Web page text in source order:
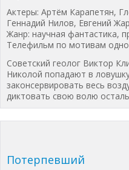
Актеры: Артём Карапетян,
Геннадий Нилов, Евгений
Жанр: научная фантастика,
Телефильм по мотивам
Советский геолог Виктор
Николой попадают в
законсервировать весь
диктовать свою волю
Потерпевший